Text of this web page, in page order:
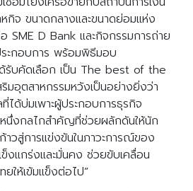
จ ขนาดกลางและขนาดย่อมแห่ง
SME D Bank และกิจกรรมการถ่าย
ะกอบการ พร้อมพิธีมอบ
รับคัดเลือก เป็น The best of the
มอุตสาหกรรมหวังเป็นอย่างยิ่งว่า
ด้บ่มเพาะผู้ประกอบการธุรกิจ
นึ่งกลไกสำคัญที่ช่วยผลักดันให้นัก
วสู่การแข่งขันในภาวะการณ์ของ
งแกร่งและมั่นคง ช่วยขับเคลื่อน
ยให้เข้มแข็งต่อไป”